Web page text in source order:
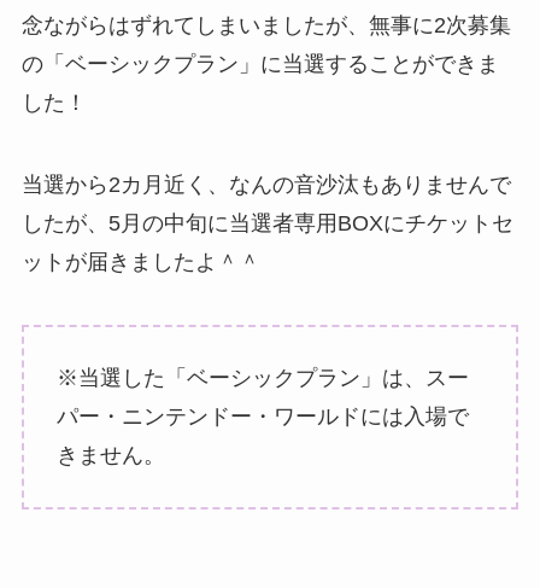
念ながらはずれてしまいましたが、無事に2次募集
の「ベーシックプラン」に当選することができま
した！
当選から2カ月近く、なんの音沙汰もありませんで
したが、5月の中旬に当選者専用BOXにチケットセ
ットが届きましたよ＾＾
※当選した「ベーシックプラン」は、スー
パー・ニンテンドー・ワールドには入場で
きません。